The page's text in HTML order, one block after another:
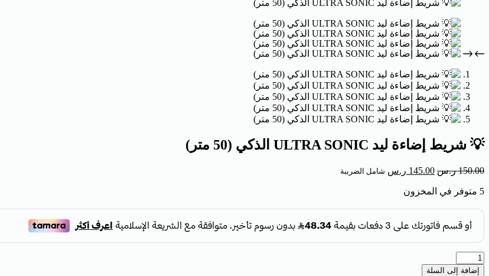
💡 شريط إضاءة ليد ULTRA SONIC الذكي (50 متر)
150.00 ر.س 145.00 ر.س شامل الضريبة
5 متوفر في المخزون
إضافة إلى السلة